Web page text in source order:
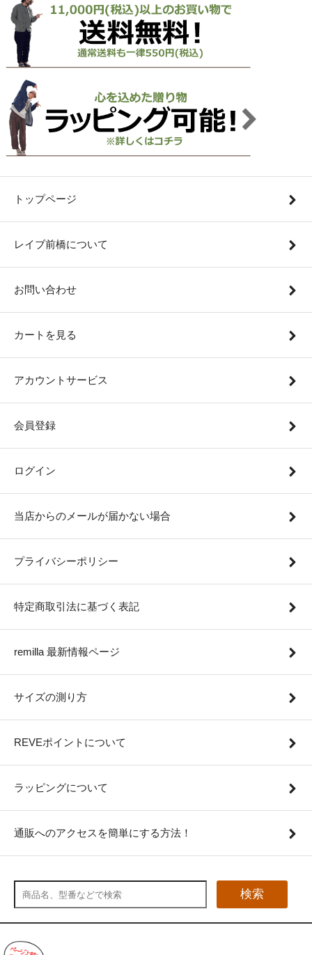
トップページ
レイブ前橋について
お問い合わせ
カートを見る
アカウントサービス
会員登録
ログイン
当店からのメールが届かない場合
プライバシーポリシー
特定商取引法に基づく表記
remilla 最新情報ページ
サイズの測り方
REVEポイントについて
ラッピングについて
通販へのアクセスを簡単にする方法！
検索